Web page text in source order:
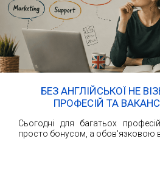
БЕЗ АНГЛІЙСЬКОЇ НЕ
ПРОФЕСІЙ ТА
Сьогодні для багатьох
просто бонусом, а обов'язковою